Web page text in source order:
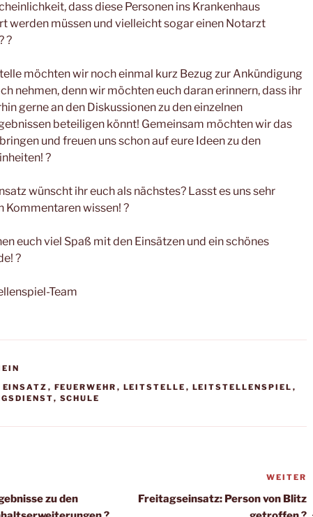
dass diese Personen ins Krankenhaus
werden müssen und vielleicht sogar einen Notarzt
?
möchten wir noch einmal kurz Bezug zur Ankündigung
nehmen, denn wir möchten euch daran erinnern, dass ihr
gerne an den Diskussionen zu den einzelnen
beteiligen könnt! Gemeinsam möchten wir das
und freuen uns schon auf eure Ideen zu den
?
wünscht ihr euch als nächstes? Lasst es uns sehr
Kommentaren wissen! ?
euch viel Spaß mit den Einsätzen und ein schönes
?
Team
EINSATZ , FEUERWEHR , LEITSTELLE , LEITSTELLENSPIEL ,
, SCHULE
zu den
WEITER
Freitagseinsatz: Person von Blitz